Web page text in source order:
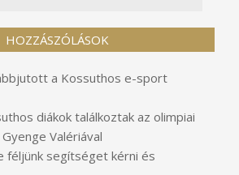
HOZZÁSZÓLÁSOK
a Kossuthos e-sport
diákok találkoztak az olimpiai
Valériával
féljünk segítséget kérni és